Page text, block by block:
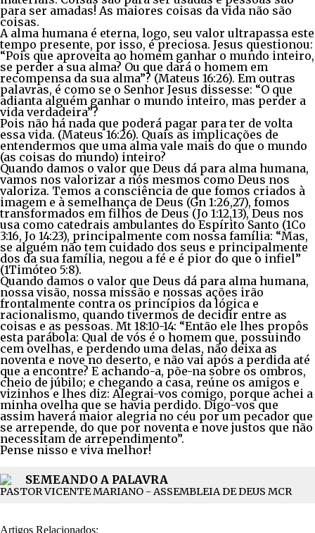
para ser amadas! As maiores coisas da vida não são
coisas.
A alma humana é eterna, logo, seu valor ultrapassa este
tempo presente, por isso, é preciosa. Jesus questionou:
“Pois que aproveita ao homem ganhar o mundo inteiro,
se perder a sua alma? Ou que dará o homem em
recompensa da sua alma”? (Mateus 16:26). Em outras
palavras, é como se o Senhor Jesus dissesse: “O que
adianta alguém ganhar o mundo inteiro, mas perder a
vida verdadeira”?
Pois não há nada que poderá pagar para ter de volta
essa vida. (Mateus 16:26). Quais as implicações de
entendermos que uma alma vale mais do que o mundo
(as coisas do mundo) inteiro?
Quando damos o valor que Deus dá para alma humana,
vamos nos valorizar a nós mesmos como Deus nos
valoriza. Temos a consciência de que fomos criados à
imagem e à semelhança de Deus (Gn 1:26,27), fomos
transformados em filhos de Deus (Jo 1:12,13), Deus nos
usa como catedrais ambulantes do Espírito Santo (1Co
3:16, Jo 14:23), principalmente com nossa família: “Mas,
se alguém não tem cuidado dos seus e principalmente
dos da sua família, negou a fé e é pior do que o infiel”
(1Timóteo 5:8).
Quando damos o valor que Deus dá para alma humana,
nossa visão, nossa missão e nossas ações irão
frontalmente contra os princípios da lógica e
racionalismo, quando tivermos de decidir entre as
coisas e as pessoas. Mt 18:10-14: “Então ele lhes propôs
esta parábola: Qual de vós é o homem que, possuindo
cem ovelhas, e perdendo uma delas, não deixa as
noventa e nove no deserto, e não vai após a perdida até
que a encontre? E achando-a, põe-na sobre os ombros,
cheio de júbilo; e chegando a casa, reúne os amigos e
vizinhos e lhes diz: Alegrai-vos comigo, porque achei a
minha ovelha que se havia perdido. Digo-vos que
assim haverá maior alegria no céu por um pecador que
se arrepende, do que por noventa e nove justos que não
necessitam de arrependimento”.
Pense nisso e viva melhor!
SEMEANDO A PALAVRA
PASTOR VICENTE MARIANO - ASSEMBLEIA DE DEUS MCR
Artigos Relacionados: